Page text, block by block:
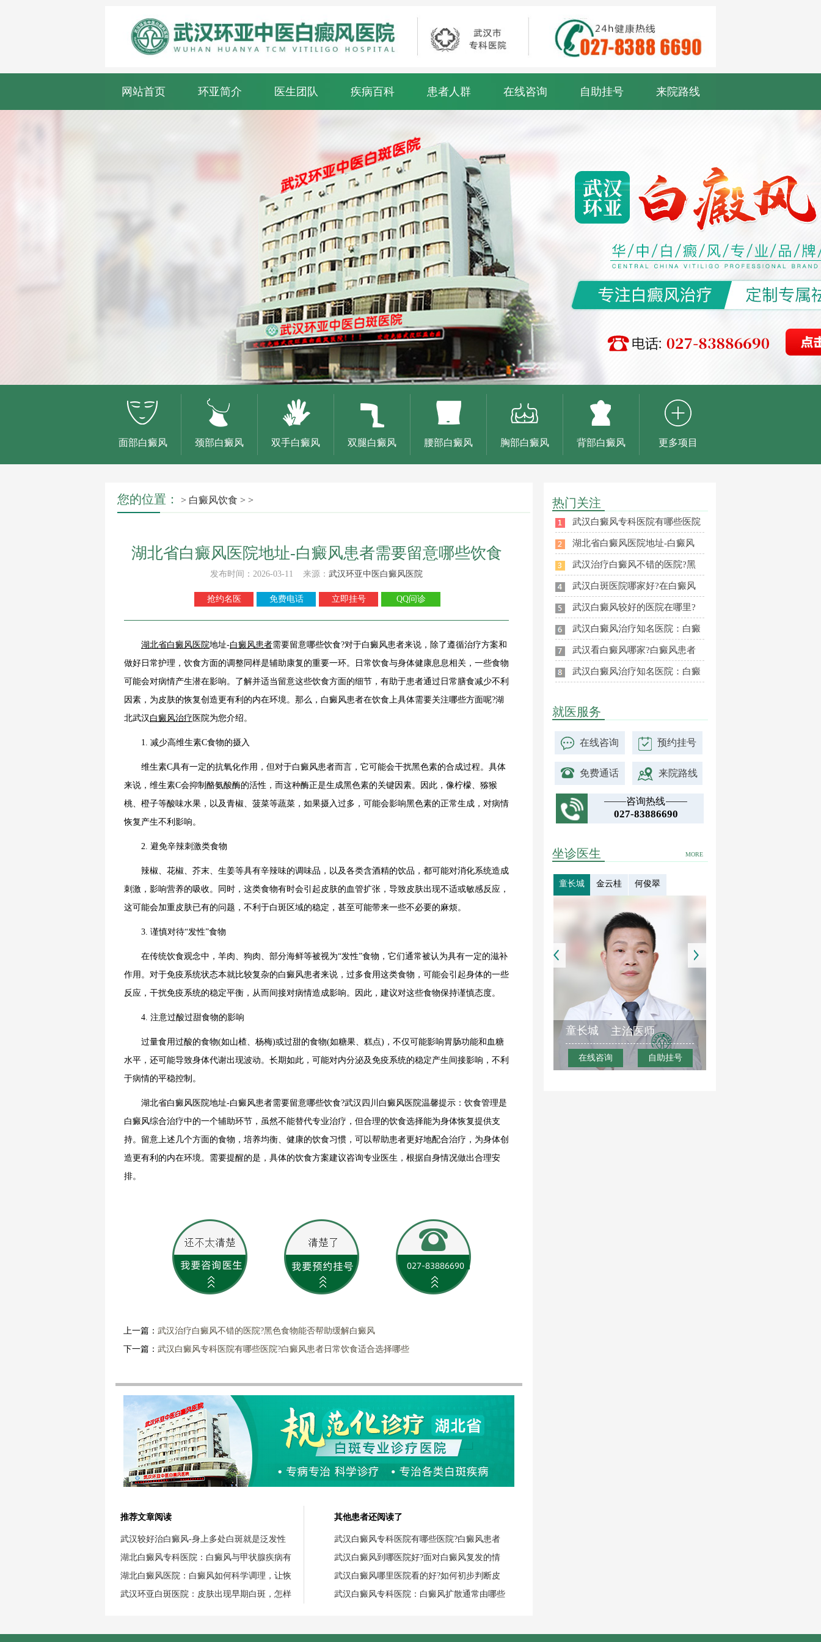
网站首页 环亚简介 医生团队 疾病百科 患者人群 在线咨询 自助挂号 来院路线
面部白癜风 颈部白癜风 双手白癜风 双腿白癜风 腰部白癜风 胸部白癜风 背部白癜风 更多项目
您的位置： > 白癜风饮食 > >
湖北省白癜风医院地址-白癜风患者需要留意哪些饮食
发布时间：2026-03-11 来源： 武汉环亚中医白癜风医院
抢约名医 免费电话 立即挂号 QQ问诊
湖北省白癜风医院地址-白癜风患者需要留意哪些饮食?对于白癜风患者来说，除了遵循治疗方案和
做好日常护理，饮食方面的调整同样是辅助康复的重要一环。日常饮食与身体健康息息相关，一些食物
可能会对病情产生潜在影响。了解并适当留意这些饮食方面的细节，有助于患者通过日常膳食减少不利
因素，为皮肤的恢复创造更有利的内在环境。那么，白癜风患者在饮食上具体需要关注哪些方面呢?湖
北武汉 白癜风治疗 医院为您介绍。
1. 减少高维生素C食物的摄入
维生素C具有一定的抗氧化作用，但对于白癜风患者而言，它可能会干扰黑色素的合成过程。具体
来说，维生素C会抑制酪氨酸酶的活性，而这种酶正是生成黑色素的关键因素。因此，像柠檬、猕猴
桃、橙子等酸味水果，以及青椒、菠菜等蔬菜，如果摄入过多，可能会影响黑色素的正常生成，对病情
恢复产生不利影响。
2. 避免辛辣刺激类食物
辣椒、花椒、芥末、生姜等具有辛辣味的调味品，以及各类含酒精的饮品，都可能对消化系统造成
刺激，影响营养的吸收。同时，这类食物有时会引起皮肤的血管扩张，导致皮肤出现不适或敏感反应，
这可能会加重皮肤已有的问题，不利于白斑区域的稳定，甚至可能带来一些不必要的麻烦。
3. 谨慎对待“发性”食物
在传统饮食观念中，羊肉、狗肉、部分海鲜等被视为“发性”食物，它们通常被认为具有一定的滋补
作用。对于免疫系统状态本就比较复杂的白癜风患者来说，过多食用这类食物，可能会引起身体的一些
反应，干扰免疫系统的稳定平衡，从而间接对病情造成影响。因此，建议对这些食物保持谨慎态度。
4. 注意过酸过甜食物的影响
过量食用过酸的食物(如山楂、杨梅)或过甜的食物(如糖果、糕点)，不仅可能影响胃肠功能和血糖
水平，还可能导致身体代谢出现波动。长期如此，可能对内分泌及免疫系统的稳定产生间接影响，不利
于病情的平稳控制。
湖北省白癜风医院地址-白癜风患者需要留意哪些饮食?武汉四川白癜风医院温馨提示：饮食管理是
白癜风综合治疗中的一个辅助环节，虽然不能替代专业治疗，但合理的饮食选择能为身体恢复提供支
持。留意上述几个方面的食物，培养均衡、健康的饮食习惯，可以帮助患者更好地配合治疗，为身体创
造更有利的内在环境。需要提醒的是，具体的饮食方案建议咨询专业医生，根据自身情况做出合理安
排。
上一篇： 武汉治疗白癜风不错的医院?黑色食物能否帮助缓解白癜风
下一篇： 武汉白癜风专科医院有哪些医院?白癜风患者日常饮食适合选择哪些
推荐文章阅读
武汉较好治白癜风-身上多处白斑就是泛发性
湖北白癜风专科医院：白癜风与甲状腺疾病有
湖北白癜风医院：白癜风如何科学调理，让恢
武汉环亚白斑医院：皮肤出现早期白斑，怎样
其他患者还阅读了
武汉白癜风专科医院有哪些医院?白癜风患者
武汉白癜风到哪医院好?面对白癜风复发的情
武汉白癜风哪里医院看的好?如何初步判断皮
武汉白癜风专科医院：白癜风扩散通常由哪些
热门关注
武汉白癜风专科医院有哪些医院
湖北省白癜风医院地址-白癜风
武汉治疗白癜风不错的医院?黑
武汉白斑医院哪家好?在白癜风
武汉白癜风较好的医院在哪里?
武汉白癜风治疗知名医院：白癜
武汉看白癜风哪家?白癜风患者
武汉白癜风治疗知名医院：白癜
就医服务
在线咨询 预约挂号
免费通话 来院路线
咨询热线
027-83886690
MORE
坐诊医生
童长城 金云桂 何俊翠
童长城 主治医师
在线咨询 自助挂号